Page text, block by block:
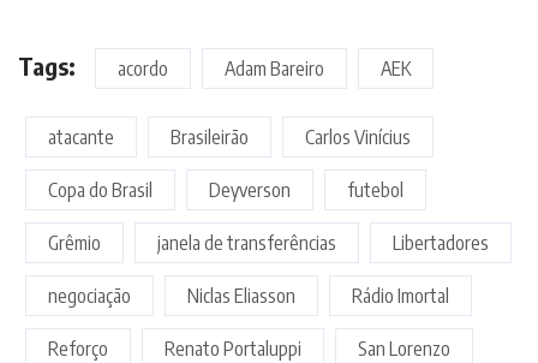
Tags: acordo Adam Bareiro AEK
atacante Brasileirão Carlos Vinícius
Copa do Brasil Deyverson futebol
Grêmio janela de transferências Libertadores
negociação Niclas Eliasson Rádio Imortal
Reforço Renato Portaluppi San Lorenzo